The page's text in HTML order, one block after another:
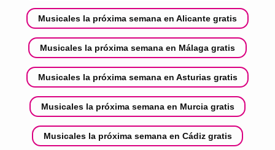
Musicales la próxima semana en Alicante gratis
Musicales la próxima semana en Málaga gratis
Musicales la próxima semana en Asturias gratis
Musicales la próxima semana en Murcia gratis
Musicales la próxima semana en Cádiz gratis